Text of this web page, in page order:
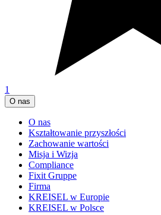
1
O nas
O nas
Kształtowanie przyszłości
Zachowanie wartości
Misja i Wizja
Compliance
Fixit Gruppe
Firma
KREISEL w Europie
KREISEL w Polsce